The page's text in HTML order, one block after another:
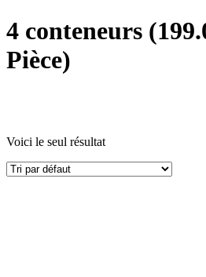
4 conteneurs
Pièce)
Voici le seul résultat